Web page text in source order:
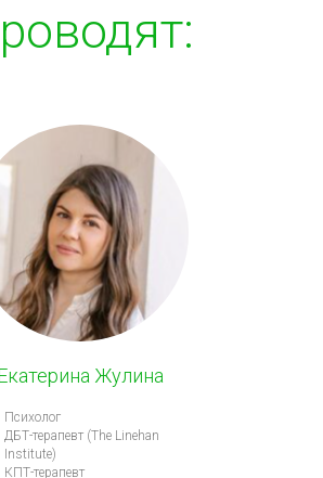
Жулина
Психолог
ДБТ-терапевт (The Linehan
Institute)
КПТ-терапевт